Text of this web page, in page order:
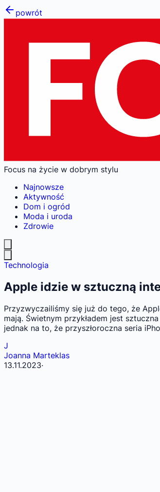
powrót
Focus na życie w dobrym stylu
Najnowsze
Aktywność
Dom i ogród
Moda i uroda
Zdrowie
Technologia
Apple idzie w sztuczną
Przyzwyczailiśmy się już do tego, że
mają. Świetnym przykładem jest
jednak na to, że przyszłoroczna seria
J
Joanna Marteklas
13.11.2023·